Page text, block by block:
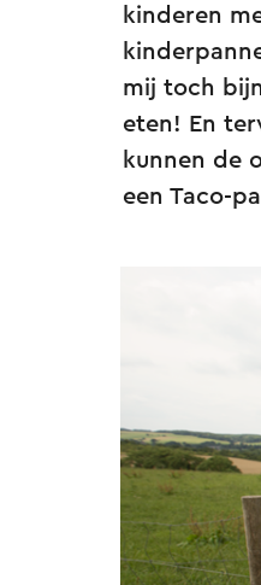
kinderen
mij toch
eten! En
kunnen de
een Taco-